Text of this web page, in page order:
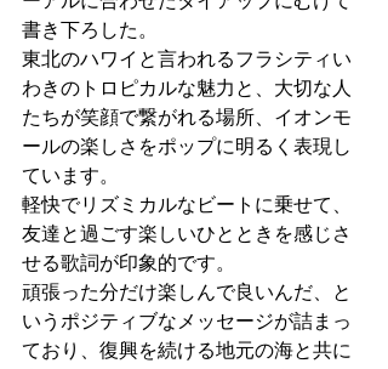
書き下ろした。
東北のハワイと言われるフラシティい
わきのトロピカルな魅力と、大切な人
たちが笑顔で繋がれる場所、イオンモ
ールの楽しさをポップに明るく表現し
ています。
軽快でリズミカルなビートに乗せて、
友達と過ごす楽しいひとときを感じさ
せる歌詞が印象的です。
頑張った分だけ楽しんで良いんだ、と
いうポジティブなメッセージが詰まっ
ており、復興を続ける地元の海と共に